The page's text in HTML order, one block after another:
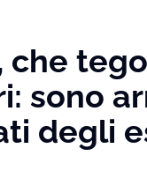
che
sono
degli